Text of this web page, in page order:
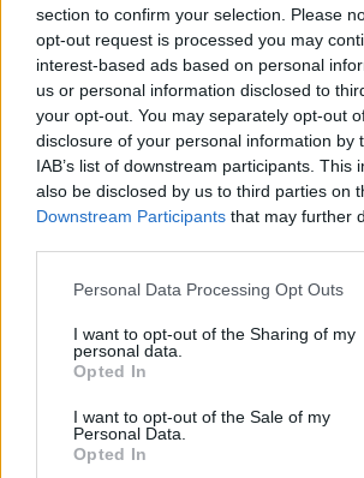
section to confirm your selection. Please
opt-out request is processed you may
interest-based ads based on personal
us or personal information disclosed to
your opt-out. You may separately opt-out
disclosure of your personal information by
IAB’s list of downstream participants. This
also be disclosed by us to third parties on
Downstream Participants that may further
Please note that this website/app uses one
not limited to your visit or usage behaviour.
grant or deny consent to Google and its
use your data for below specified purposes
consent section.
Personal Data Processing Opt Outs
I want to opt-out of the Sharing of my
personal data.
Opted In
I want to opt-out of the Sale of my
Personal Data.
Opted In
Wynik meczu Kamieniarz II Golemki vs
Po zakończeniu spotkania automatycznie
spotkania, a także dane meczowe, jeśli są
Pełny harmonogram rozgrywek dostępny jest
gr. II - terminarz.
Informacje o składach i strzelcach
W miarę dostępności danych,
rezerwowych, zmiany oraz listę strzelców
Jeśli jesteś kibicem klubu Kamieniarz II Golemki
zaglądaj tutaj częściej. Nasz serwis regularnie
terminach meczów, wynikach, transferach i
PodkarpacieLive.pl to największa baza
bądź na bieżąco z wydarzeniami z boisk!
Analiza przed meczem: Kamieniarz II